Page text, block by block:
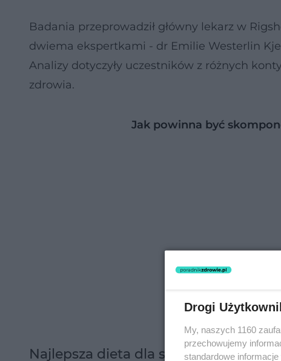
Badania przeprowadził główny lekarz w
dwiema ekspertkami - dr Emilie Westerlin
Analizy dotyczyły uczestników z różnych
zdrowia.
Jak powinna być
Najlepsza dieta dla serca, która
Drogi
My, naszych 1160
przechowujemy
standardowe